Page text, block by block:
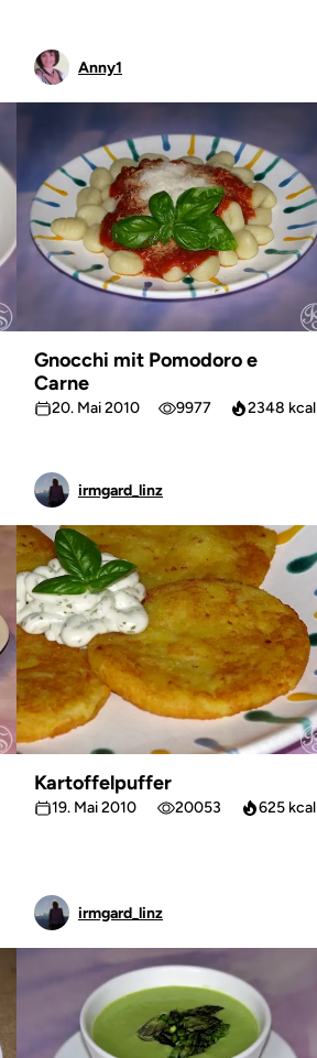
Anny1
Gnocchi mit Pomodoro e
Carne
20. Mai 2010 9977 2348 kcal
irmgard_linz
Kartoffelpuffer
19. Mai 2010 20053 625 kcal
irmgard_linz